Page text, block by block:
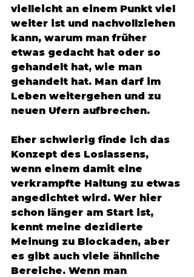
vielleicht an einem Punkt viel
weiter ist und nachvollziehen
kann, warum man früher
etwas gedacht hat oder so
gehandelt hat, wie man
gehandelt hat. Man darf im
Leben weitergehen und zu
neuen Ufern aufbrechen.
Eher schwierig finde ich das
Konzept des Loslassens,
wenn einem damit eine
verkrampfte Haltung zu etwas
angedichtet wird. Wer hier
schon länger am Start ist,
kennt meine dezidierte
Meinung zu Blockaden, aber
es gibt auch viele ähnliche
Bereiche. Wenn man